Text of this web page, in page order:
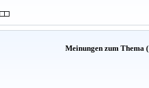
Meinungen zum Thema